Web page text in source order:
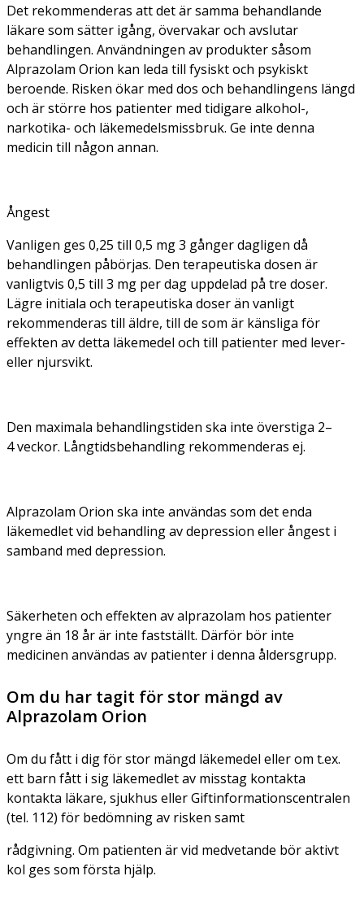
Det rekommenderas att det är samma behandlande
läkare som sätter igång, övervakar och avslutar
behandlingen. Användningen av produkter såsom
Alprazolam Orion kan leda till fysiskt och psykiskt
beroende. Risken ökar med dos och behandlingens längd
och är större hos patienter med tidigare alkohol-,
narkotika- och läkemedelsmissbruk. Ge inte denna
medicin till någon annan.
Ångest
Vanligen ges 0,25 till 0,5 mg 3 gånger dagligen då
behandlingen påbörjas. Den terapeutiska dosen är
vanligtvis 0,5 till 3 mg per dag uppdelad på tre doser.
Lägre initiala och terapeutiska doser än vanligt
rekommenderas till äldre, till de som är känsliga för
effekten av detta läkemedel och till patienter med lever-
eller njursvikt.
Den maximala behandlingstiden ska inte överstiga 2–
4 veckor. Långtidsbehandling rekommenderas ej.
Alprazolam Orion ska inte användas som det enda
läkemedlet vid behandling av depression eller ångest i
samband med depression.
Säkerheten och effekten av alprazolam hos patienter
yngre än 18 år är inte fastställt. Därför bör inte
medicinen användas av patienter i denna åldersgrupp.
Om du har tagit för stor mängd av
Alprazolam Orion
Om du fått i dig för stor mängd läkemedel eller om t.ex.
ett barn fått i sig läkemedlet av misstag kontakta
kontakta läkare, sjukhus eller Giftinformationscentralen
(tel. 112) för bedömning av risken samt
rådgivning. Om patienten är vid medvetande bör aktivt
kol ges som första hjälp.